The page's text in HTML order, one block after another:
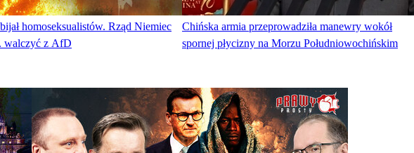
homoseksualistów. Rząd Niemiec
walczyć z AfD
Chińska armia przeprowadziła manewry wokół
spornej płycizny na Morzu Południowochińskim